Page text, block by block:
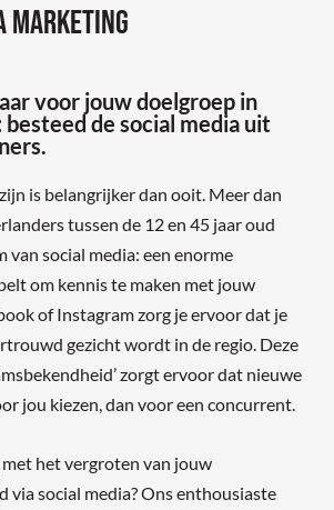
marketing
voor jouw doelgroep in
de social media uit
is belangrijker dan ooit. Meer dan
tussen de 12 en 45 jaar oud
van social media: een enorme
om kennis te maken met jouw
of Instagram zorg je ervoor dat je
gezicht wordt in de regio. Deze
zorgt ervoor dat nieuwe
jou kiezen, dan voor een concurrent.
met het vergroten van jouw
via social media? Ons enthousiaste